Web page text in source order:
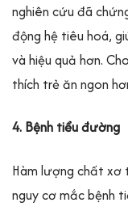
nghiên cứu đã
động hệ tiêu hoá,
và hiệu quả hơn.
thích trẻ ăn ngon
4. Bệnh tiểu đường
Hàm lượng chất xơ
nguy cơ mắc bệnh